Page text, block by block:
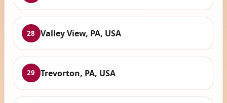
28 Valley View, PA, USA
29 Trevorton, PA, USA